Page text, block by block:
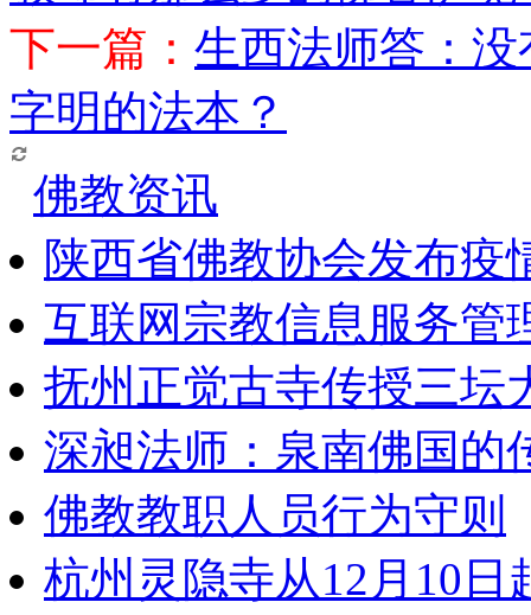
下一篇： 生西法师答：
字明的法本？
佛教资讯
陕西省佛教协会发布疫
互联网宗教信息服务管
抚州正觉古寺传授三坛
深昶法师：泉南佛国的
佛教教职人员行为守则
杭州灵隐寺从12月10日